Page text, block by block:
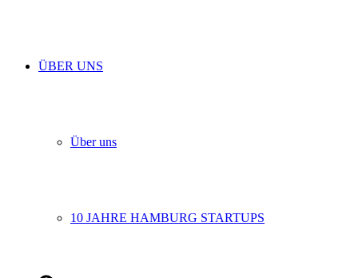
ÜBER UNS
Über uns
10 JAHRE HAMBURG STARTUPS